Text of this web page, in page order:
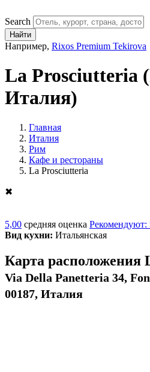
Search
Найти
Например, Rixos Premium Tekirova
La Prosciutteria
Италия)
Главная
Италия
Рим
Кафе и рестораны
La Prosciutteria
✖
5,00 средняя оценка Рекомендуют:
Вид кухни: Итальянская
Карта расположения
Via Della Panetteria 34,
00187, Италия